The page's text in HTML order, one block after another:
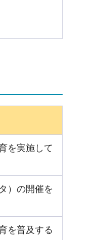
を実施して
）の開催を
を普及する